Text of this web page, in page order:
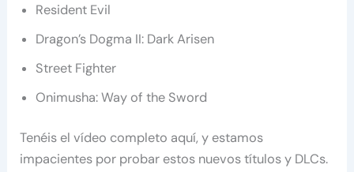
Resident Evil
Dragon’s Dogma II: Dark Arisen
Street Fighter
Onimusha: Way of the Sword
Tenéis el vídeo completo aquí, y estamos
impacientes por probar estos nuevos títulos y DLCs.